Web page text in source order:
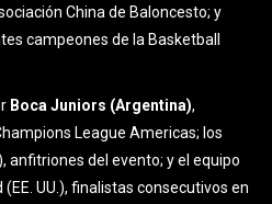
China de Baloncesto; y
campeones de la Basketball
Boca Juniors (Argentina),
League Americas; los
anfitriones del evento; y el equipo
UU.), finalistas consecutivos en